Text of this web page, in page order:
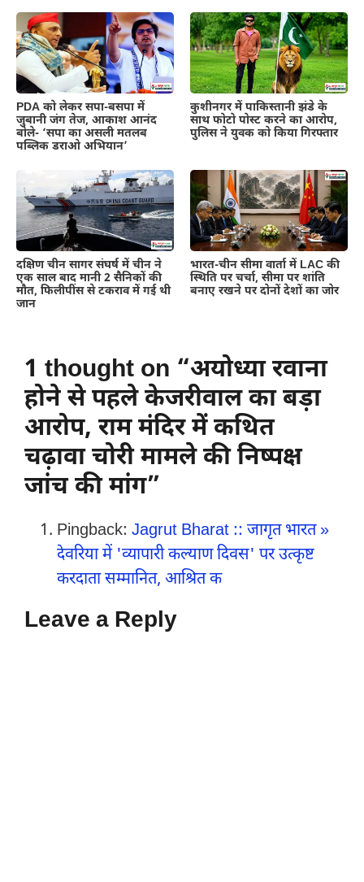
PDA को लेकर सपा-बसपा में
जुबानी जंग तेज, आकाश आनंद
बोले- ‘सपा का असली मतलब
पब्लिक डराओ अभियान’
कुशीनगर में पाकिस्तानी झंडे के
साथ फोटो पोस्ट करने का आरोप,
पुलिस ने युवक को किया गिरफ्तार
दक्षिण चीन सागर संघर्ष में चीन ने
एक साल बाद मानी 2 सैनिकों की
मौत, फिलीपींस से टकराव में गई थी
जान
भारत-चीन सीमा वार्ता में LAC की
स्थिति पर चर्चा, सीमा पर शांति
बनाए रखने पर दोनों देशों का जोर
1 thought on “अयोध्या रवाना
होने से पहले केजरीवाल का बड़ा
आरोप, राम मंदिर में कथित
चढ़ावा चोरी मामले की निष्पक्ष
जांच की मांग”
Pingback: Jagrut Bharat :: जागृत भारत »
देवरिया में 'व्यापारी कल्याण दिवस' पर उत्कृष्ट
करदाता सम्मानित, आश्रित क
Leave a Reply